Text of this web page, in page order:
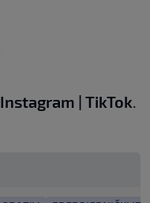
Instagram | TikTok.